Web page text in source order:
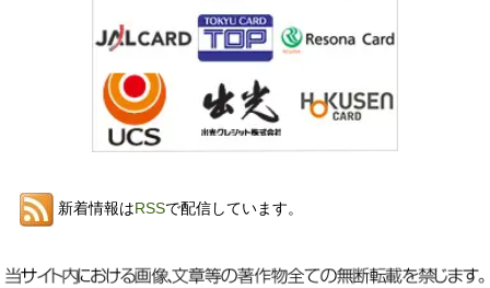
新着情報はRSSで配信しています。